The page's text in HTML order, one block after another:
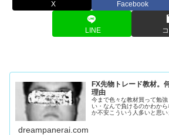
X Facebook
LINE
FX先物トレード教材。
理由
今まで色々な教材買って勉
い・なんで負けるのかわか
か不安こういう人多いと思い
dreampanerai.com